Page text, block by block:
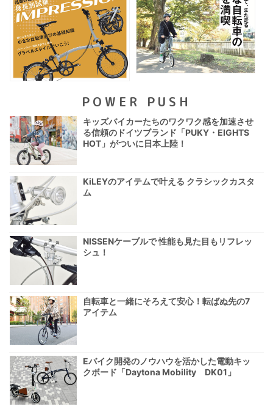
POWER PUSH
キッズバイカーたちのワクワク感を加速させ
る信頼のドイツブランド「PUKY・EIGHTS
HOT」がついに日本上陸！
KiLEYのアイテムで叶える クラシックカスタ
ム
NISSENケーブルで 性能も見た目もリフレッ
シュ！
自転車と一緒にそろえて安心！転ばぬ先の7
アイテム
Eバイク開発のノウハウを活かした電動キッ
クボード「Daytona Mobility DK01」